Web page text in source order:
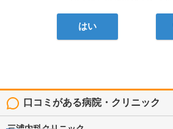
はい
口コミがある病院・クリニック